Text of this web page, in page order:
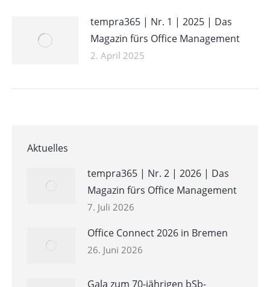
tempra365 | Nr. 1 | 2025 | Das
Magazin fürs Office Management
2. April 2025
Aktuelles
tempra365 | Nr. 2 | 2026 | Das
Magazin fürs Office Management
7. Juli 2026
Office Connect 2026 in Bremen
26. Juni 2026
Gala zum 70-jährigen bSb-